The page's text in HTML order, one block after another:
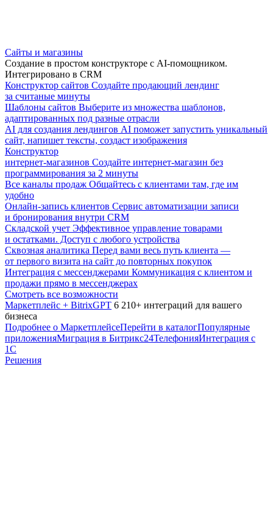
Сайты и магазины
Создание в простом конструкторе с AI-помощником.
Интегрировано в CRM
Конструктор сайтов Создайте продающий лендинг
за считаные минуты
Шаблоны сайтов Выберите из множества шаблонов,
адаптированных под разные отрасли
AI для создания лендингов AI поможет запустить уникальный
сайт, напишет тексты, создаст изображения
Конструктор
интернет-магазинов Создайте интернет-магазин без
программирования за 2 минуты
Все каналы продаж Общайтесь с клиентами там, где им
удобно
Онлайн-запись клиентов Сервис автоматизации записи
и бронирования внутри CRM
Складской учет Эффективное управление товарами
и остатками. Доступ с любого устройства
Сквозная аналитика Перед вами весь путь клиента —
от первого визита на сайт до повторных покупок
Интеграция с мессенджерами Коммуникация с клиентом и
продажи прямо в мессенджерах
Смотреть все возможности
Маркетплейс + BitrixGPT 6 210+ интеграций для вашего
бизнеса
Подробнее о МаркетплейсеПерейти в каталогПопулярные
приложенияМиграция в Битрикс24ТелефонияИнтеграция с
1С
Решения